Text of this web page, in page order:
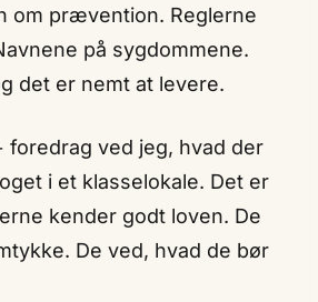
om prævention. Reglerne
på sygdommene.
det er nemt at levere.
foredrag ved jeg, hvad der
i et klasselokale. Det er
kender godt loven. De
De ved, hvad de bør